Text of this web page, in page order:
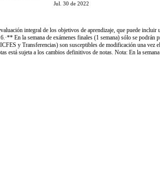
Jul. 30 de 2022
integral de los objetivos de aprendizaje, que puede incluir
En la semana de exámenes finales (1 semana) sólo se podrán
y Transferencias) son susceptibles de modificación una vez
sujeta a los cambios definitivos de notas. Nota: En la semana